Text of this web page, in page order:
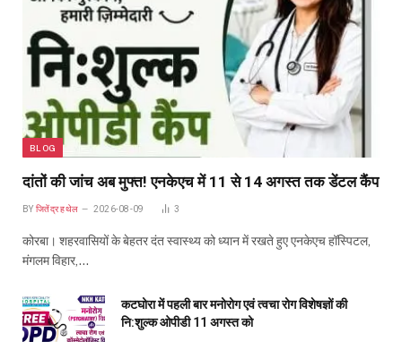
BLOG
दांतों की जांच अब मुफ्त! एनकेएच में 11 से 14 अगस्त तक डेंटल कैंप
BY जितेंद्र हथेल 2026-08-09 3
कोरबा। शहरवासियों के बेहतर दंत स्वास्थ्य को ध्यान में रखते हुए एनकेएच हॉस्पिटल,
मंगलम विहार,…
कटघोरा में पहली बार मनोरोग एवं त्वचा रोग विशेषज्ञों की
नि:शुल्क ओपीडी 11 अगस्त को